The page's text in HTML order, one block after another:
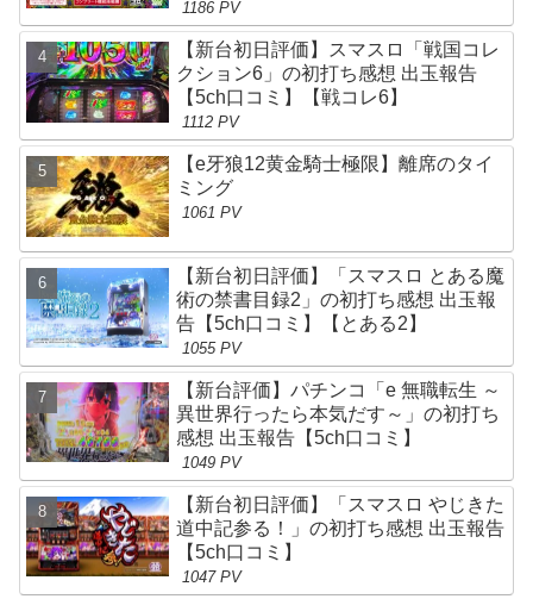
1186 PV
【新台初日評価】スマスロ「戦国コレ
クション6」の初打ち感想 出玉報告
【5ch口コミ】【戦コレ6】
1112 PV
【e牙狼12黄金騎士極限】離席のタイ
ミング
1061 PV
【新台初日評価】「スマスロ とある魔
術の禁書目録2」の初打ち感想 出玉報
告【5ch口コミ】【とある2】
1055 PV
【新台評価】パチンコ「e 無職転生 ～
異世界行ったら本気だす～」の初打ち
感想 出玉報告【5ch口コミ】
1049 PV
【新台初日評価】「スマスロ やじきた
道中記参る！」の初打ち感想 出玉報告
【5ch口コミ】
1047 PV